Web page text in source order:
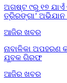
ଅଗଷ୍ଟ ୯ରୁ ୧୭ ଯାଏଁ
ତ୍ରିରଙ୍ଗା’
ଆଜିର ଖବର
ନାବାଳିକା
ଯୁବକ ଗିରଫ
ଆଜିର ଖବର